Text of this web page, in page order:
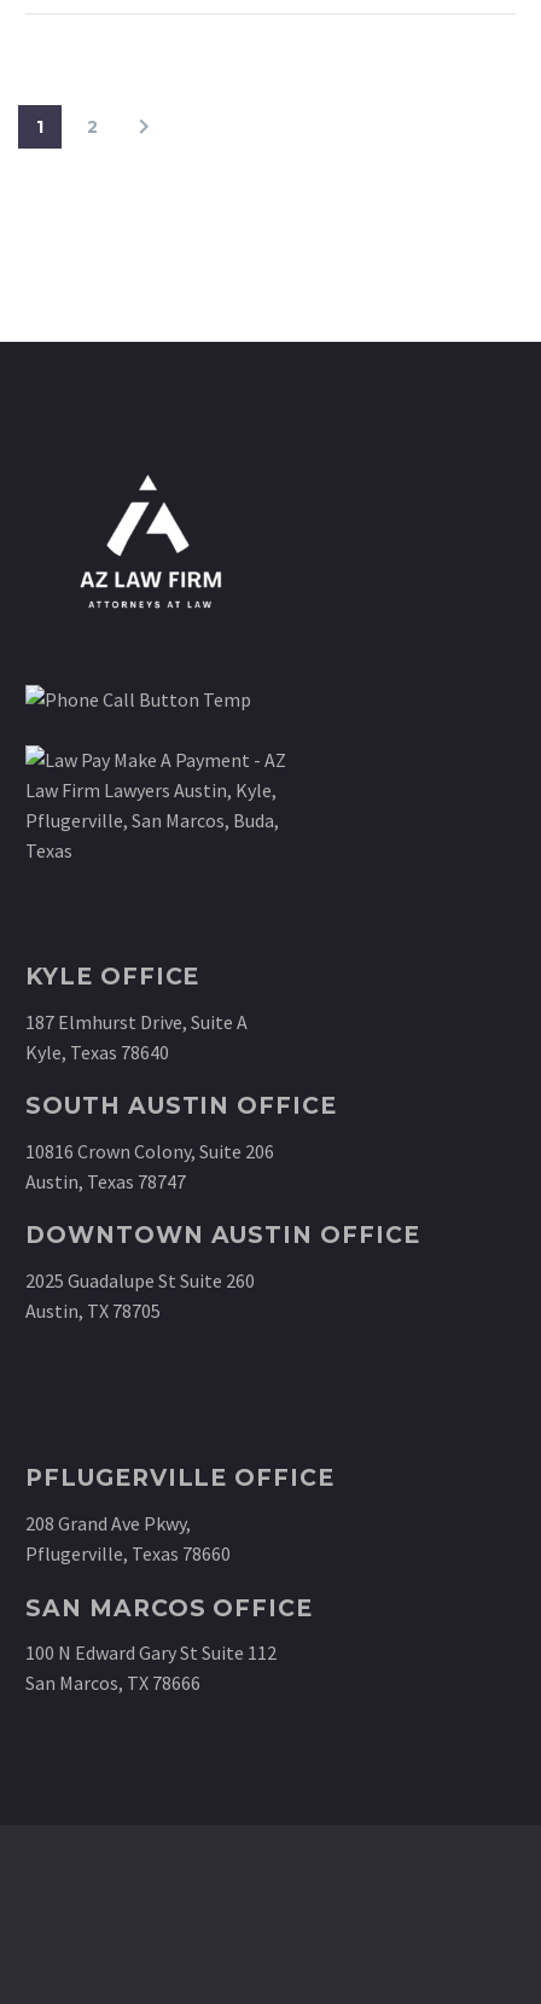
1 2
KYLE OFFICE
187 Elmhurst Drive, Suite A
Kyle, Texas 78640
SOUTH AUSTIN OFFICE
10816 Crown Colony, Suite 206
Austin, Texas 78747
DOWNTOWN AUSTIN OFFICE
2025 Guadalupe St Suite 260
Austin, TX 78705
PFLUGERVILLE OFFICE
208 Grand Ave Pkwy,
Pflugerville, Texas 78660
SAN MARCOS OFFICE
100 N Edward Gary St Suite 112
San Marcos, TX 78666